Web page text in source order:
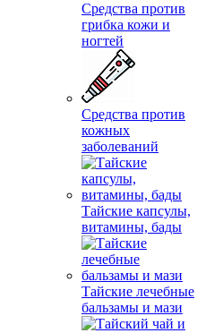
Средства против
грибка кожи и
ногтей
Средства против
кожных
заболеваний
Тайские капсулы,
витамины, бады
Тайские лечебные
бальзамы и мази